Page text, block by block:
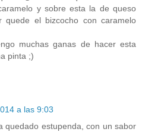
y sobre esta la de queso
quede el bizcocho con caramelo
muchas ganas de hacer esta
pinta ;)
a las 9:03
quedado estupenda, con un sabor